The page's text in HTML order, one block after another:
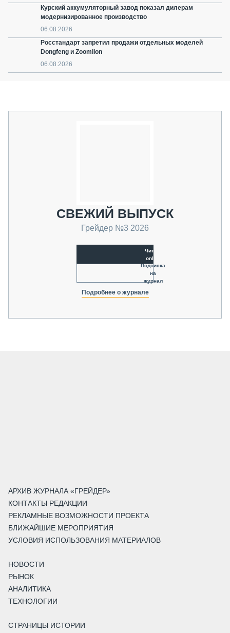
Курский аккумуляторный завод показал дилерам
модернизированное производство
06.08.2026
Росстандарт запретил продажи отдельных моделей
Dongfeng и Zoomlion
06.08.2026
СВЕЖИЙ ВЫПУСК
Грейдер №3 2026
Читать
online
Подписка
на
журнал
Подробнее о журнале
АРХИВ ЖУРНАЛА «ГРЕЙДЕР»
КОНТАКТЫ РЕДАКЦИИ
РЕКЛАМНЫЕ ВОЗМОЖНОСТИ ПРОЕКТА
БЛИЖАЙШИЕ МЕРОПРИЯТИЯ
УСЛОВИЯ ИСПОЛЬЗОВАНИЯ МАТЕРИАЛОВ
НОВОСТИ
РЫНОК
АНАЛИТИКА
ТЕХНОЛОГИИ
СТРАНИЦЫ ИСТОРИИ